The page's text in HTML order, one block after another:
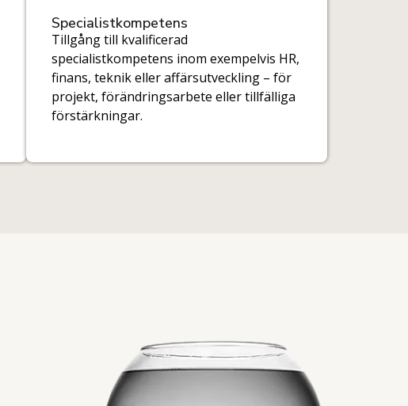
Specialistkompetens
Tillgång till kvalificerad
specialistkompetens inom exempelvis HR,
finans, teknik eller affärsutveckling – för
projekt, förändringsarbete eller tillfälliga
förstärkningar.